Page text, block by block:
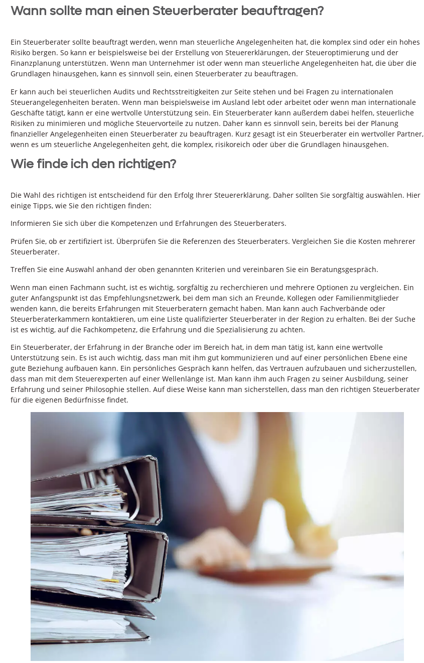
Wann sollte man einen Steuerberater beauftragen?
Ein Steuerberater sollte beauftragt werden, wenn man steuerliche Angelegenheiten hat, die komplex sind oder ein hohes
Risiko bergen. So kann er beispielsweise bei der Erstellung von Steuererklärungen, der Steueroptimierung und der
Finanzplanung unterstützen. Wenn man Unternehmer ist oder wenn man steuerliche Angelegenheiten hat, die über die
Grundlagen hinausgehen, kann es sinnvoll sein, einen Steuerberater zu beauftragen.
Er kann auch bei steuerlichen Audits und Rechtsstreitigkeiten zur Seite stehen und bei Fragen zu internationalen
Steuerangelegenheiten beraten. Wenn man beispielsweise im Ausland lebt oder arbeitet oder wenn man internationale
Geschäfte tätigt, kann er eine wertvolle Unterstützung sein. Ein Steuerberater kann außerdem dabei helfen, steuerliche
Risiken zu minimieren und mögliche Steuervorteile zu nutzen. Daher kann es sinnvoll sein, bereits bei der Planung
finanzieller Angelegenheiten einen Steuerberater zu beauftragen. Kurz gesagt ist ein Steuerberater ein wertvoller Partner,
wenn es um steuerliche Angelegenheiten geht, die komplex, risikoreich oder über die Grundlagen hinausgehen.
Wie finde ich den richtigen?
Die Wahl des richtigen ist entscheidend für den Erfolg Ihrer Steuererklärung. Daher sollten Sie sorgfältig auswählen. Hier
einige Tipps, wie Sie den richtigen finden:
Informieren Sie sich über die Kompetenzen und Erfahrungen des Steuerberaters.
Prüfen Sie, ob er zertifiziert ist. Überprüfen Sie die Referenzen des Steuerberaters. Vergleichen Sie die Kosten mehrerer
Steuerberater.
Treffen Sie eine Auswahl anhand der oben genannten Kriterien und vereinbaren Sie ein Beratungsgespräch.
Wenn man einen Fachmann sucht, ist es wichtig, sorgfältig zu recherchieren und mehrere Optionen zu vergleichen. Ein
guter Anfangspunkt ist das Empfehlungsnetzwerk, bei dem man sich an Freunde, Kollegen oder Familienmitglieder
wenden kann, die bereits Erfahrungen mit Steuerberatern gemacht haben. Man kann auch Fachverbände oder
Steuerberaterkammern kontaktieren, um eine Liste qualifizierter Steuerberater in der Region zu erhalten. Bei der Suche
ist es wichtig, auf die Fachkompetenz, die Erfahrung und die Spezialisierung zu achten.
Ein Steuerberater, der Erfahrung in der Branche oder im Bereich hat, in dem man tätig ist, kann eine wertvolle
Unterstützung sein. Es ist auch wichtig, dass man mit ihm gut kommunizieren und auf einer persönlichen Ebene eine
gute Beziehung aufbauen kann. Ein persönliches Gespräch kann helfen, das Vertrauen aufzubauen und sicherzustellen,
dass man mit dem Steuerexperten auf einer Wellenlänge ist. Man kann ihm auch Fragen zu seiner Ausbildung, seiner
Erfahrung und seiner Philosophie stellen. Auf diese Weise kann man sicherstellen, dass man den richtigen Steuerberater
für die eigenen Bedürfnisse findet.